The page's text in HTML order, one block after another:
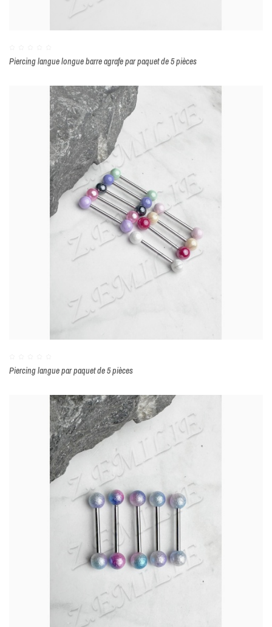
Piercing langue longue barre agrafe par paquet de 5 pièces
Piercing langue par paquet de 5 pièces